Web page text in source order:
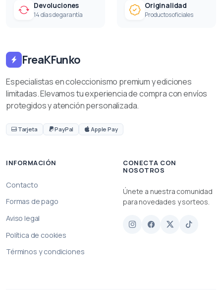
Devoluciones
14 días de garantía
Originalidad
Productos oficiales
FreaKFunko
Especialistas en coleccionismo premium y ediciones
limitadas. Elevamos tu experiencia de compra con envíos
protegidos y atención personalizada.
Tarjeta PayPal Apple Pay
INFORMACIÓN
Contacto
Formas de pago
Aviso legal
Política de cookies
Términos y condiciones
CONECTA CON
NOSOTROS
Únete a nuestra comunidad
para novedades y sorteos.